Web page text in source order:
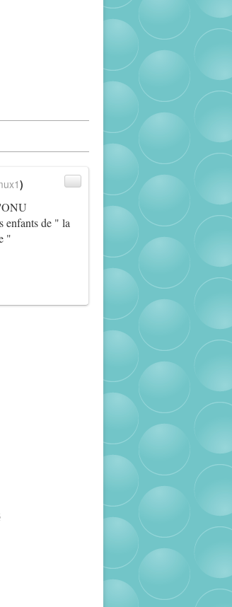
enfants de " la
"
)